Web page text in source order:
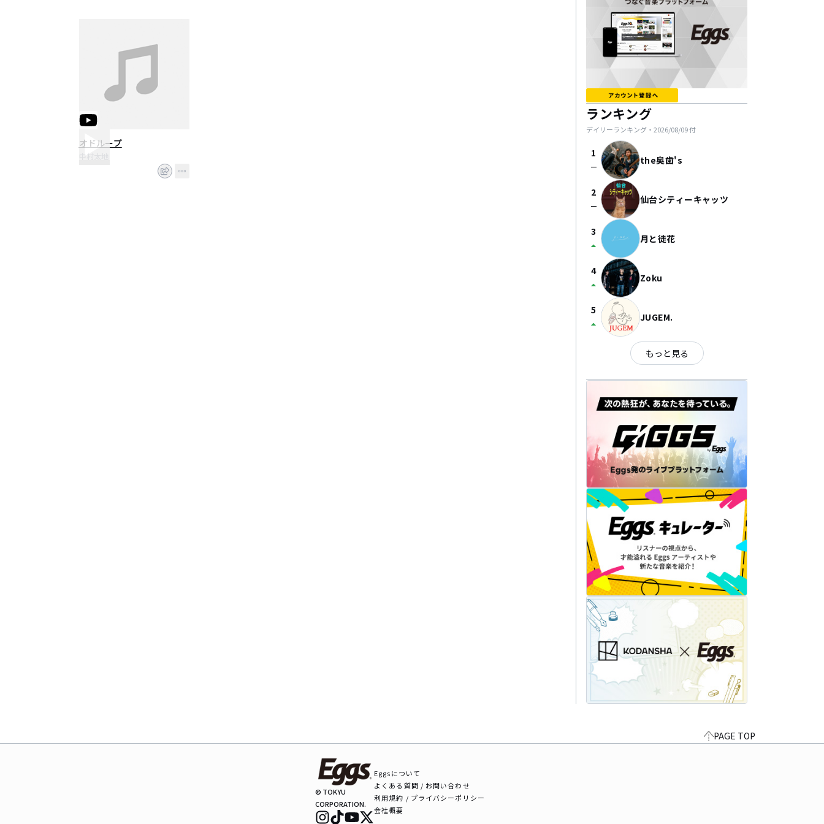
オドループ
中村太地
ランキング
デイリーランキング・ 2026/08/09付
1
check_indeterminate_small the奥歯's
2
check_indeterminate_small 仙台シティーキャッツ
3
arrow_drop_up 月と徒花
4
arrow_drop_up Zoku
5
arrow_drop_up JUGEM.
もっと見る
PAGE TOP
© TOKYU
CORPORATION.
Eggsについて
よくある質問 / お問い合わせ
利用規約 / プライバシーポリシー
会社概要